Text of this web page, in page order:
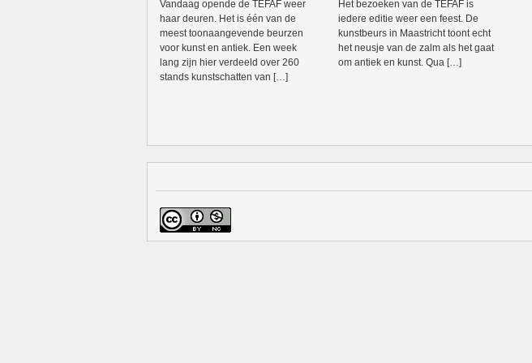
Vandaag opende de TEFAF weer
haar deuren. Het is één van de
meest toonaangevende beurzen
voor kunst en antiek. Een week
lang zijn hier verdeeld over 260
stands kunstschatten van […]
Het bezoeken van de TEFAF is
iedere editie weer een feest. De
kunstbeurs in Maastricht toont echt
het neusje van de zalm als het gaat
om antiek en kunst. Qua […]